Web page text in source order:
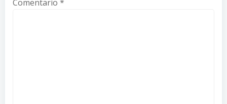
Comentario *